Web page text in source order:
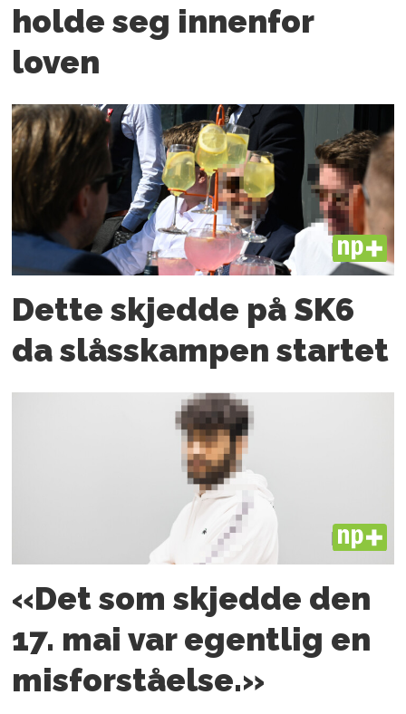
holde seg innenfor
loven
PLUS
Dette skjedde på SK6
da slåsskampen startet
PLUS
«Det som skjedde den
17. mai var egentlig en
misforståelse.»